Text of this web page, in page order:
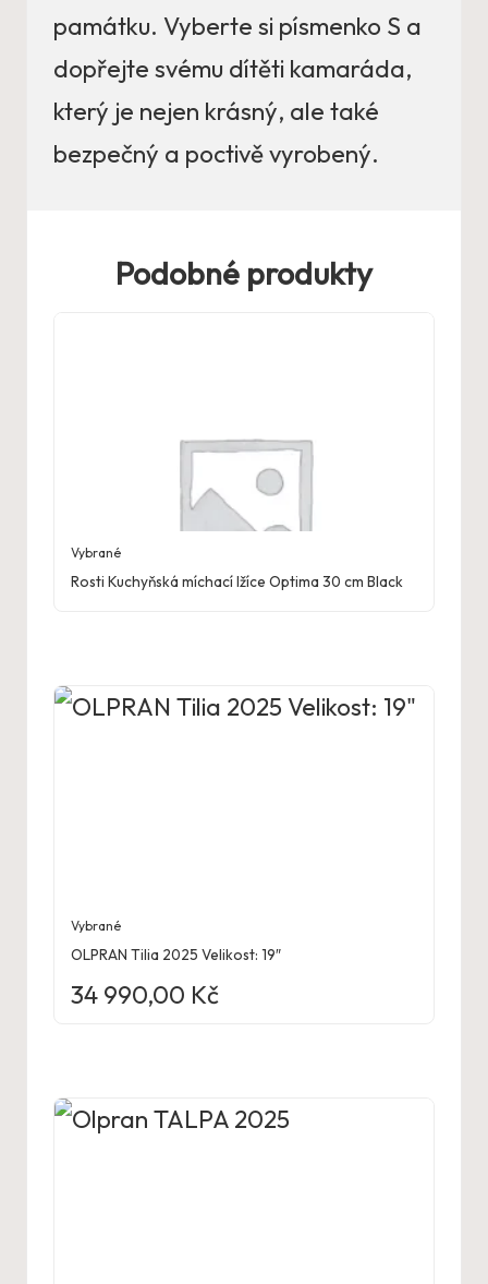
památku. Vyberte si písmenko S a
dopřejte svému dítěti kamaráda,
který je nejen krásný, ale také
bezpečný a poctivě vyrobený.
Podobné produkty
Vybrané
Rosti Kuchyňská míchací lžíce Optima 30 cm Black
Vybrané
OLPRAN Tilia 2025 Velikost: 19″
34 990,00 Kč